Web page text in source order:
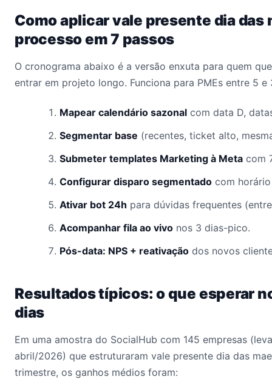
Como aplicar vale presente dia das
processo em 7 passos
O cronograma abaixo é a versão enxuta para quem
entrar em projeto longo. Funciona para PMEs entre 5 e
Mapear calendário sazonal com data D,
Segmentar base (recentes, ticket alto,
Submeter templates Marketing à Meta com
Configurar disparo segmentado com
Ativar bot 24h para dúvidas frequentes
Acompanhar fila ao vivo nos 3 dias-pico.
Pós-data: NPS + reativação dos novos
Resultados típicos: o que esperar
dias
Em uma amostra do SocialHub com 145 empresas
abril/2026) que estruturaram vale presente dia das
trimestre, os ganhos médios foram: